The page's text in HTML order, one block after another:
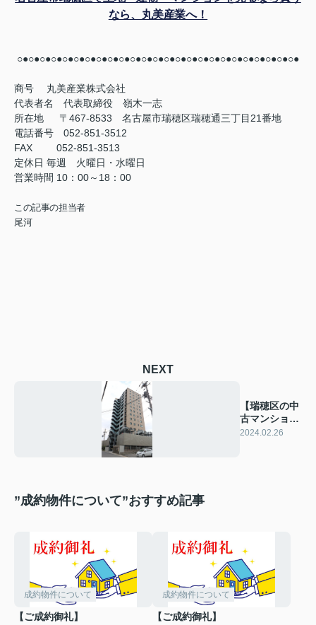
なら、丸美産業へ！
○●○●○●○●○●○●○●○●○●○●○●○●○●○●○●○●○●○●○●○●○●○●○●○●○●
商号
丸美産業株式会社
代表者名 代表取締役 嶺木一志
所在地 〒467-8533 名古屋市瑞穂区瑞穂通三丁目21番地
電話番号 052-851-3512
FAX
052-851-3513
定休日 毎週 火曜日・水曜日
営業時間 10：00～18：00
この記事の担当者
尾河
NEXT
【瑞穂区の中
古マンショ
ン】
2024.02.26
”成約物件について”おすすめ記事
成約物件について
【ご成約御礼】
成約物件について
【ご成約御礼】